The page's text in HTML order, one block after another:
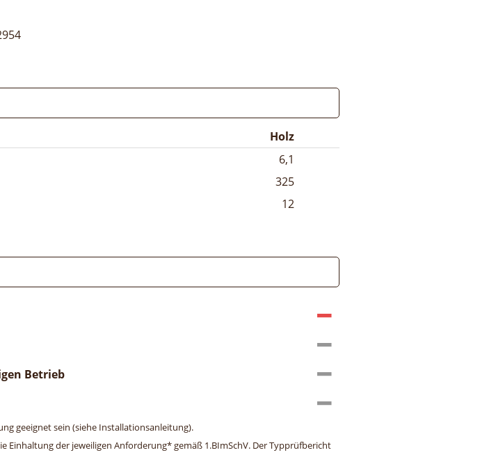
Holz
6,1
325
12
Betrieb
geeignet sein (siehe Installationsanleitung).
der jeweiligen Anforderung* gemäß 1.BImSchV. Der Typprüfbericht